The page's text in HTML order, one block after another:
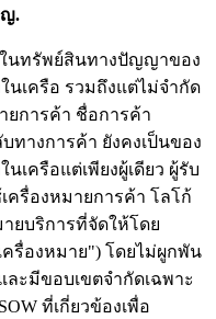
.
นทรัพย์สินทางปัญญาของ
นเครือ รวมถึงแต่ไม่จำกัด
ยการค้า ชื่อการค้า
างการค้า ยังคงเป็นของ
เครือแต่เพียงผู้เดียว ผู้รับ
ครื่องหมายการค้า โลโก้
ยบริการที่จัดให้โดย
ครื่องหมาย") โดยไม่ผูกพัน
ะมีขอบเขตจำกัดเฉพาะ
ที่เกี่ยวข้องเพื่อ